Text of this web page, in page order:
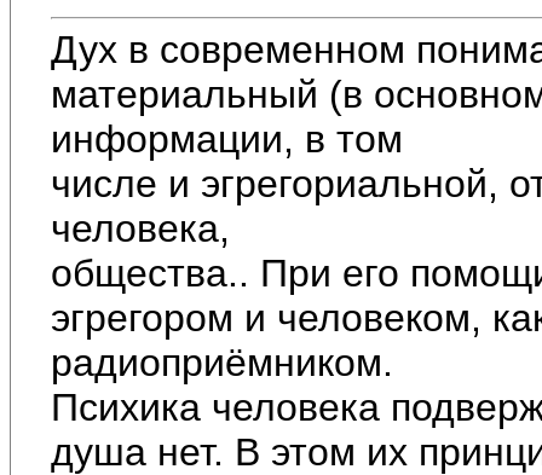
Дух в современном
материальный (в
информации, в том
числе и эгрегориальной,
человека,
общества.. При его
эгрегором и человеком,
радиоприёмником.
Психика человека
душа нет. В этом их